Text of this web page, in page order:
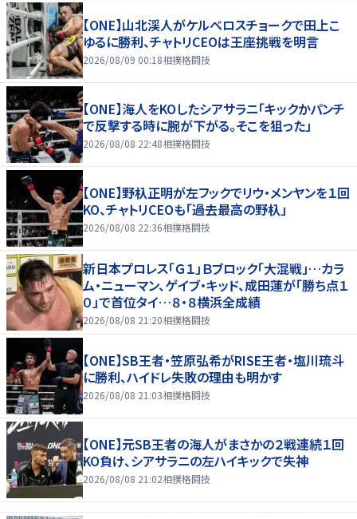
【ONE】山北渓人がケルベロスチョークで田上こ
ゆるに勝利、チャトリCEOは王座挑戦を明言
2026/08/09 00:18相撲格闘技
【ONE】海人をKOしたシアサラニ「キックかパンチ
で反撃する時に腕が下がる。そこを狙った」
2026/08/08 22:48相撲格闘技
【ONE】野杁正明が左フックでリウ・メンヤンを１回
KO、チャトリCEOも「過去最高の野杁」
2026/08/08 22:36相撲格闘技
新日本プロレス「Ｇ１」Ｂブロック「大混戦」…カラ
ム・ニューマン、ゲイブ・キッド、成田蓮が「勝ち点１
０」で首位タイ…８・８横浜全成績
2026/08/08 21:20相撲格闘技
【ONE】SB王者・笠原弘希がRISE王者・塩川琉斗
に勝利、ハイドレ失敗の理由も明かす
2026/08/08 21:03相撲格闘技
【ONE】元SB王者の海人がまさかの２戦連続１回
KO負け、シアサラニの左ハイキックで失神
2026/08/08 21:02相撲格闘技